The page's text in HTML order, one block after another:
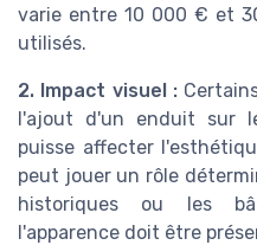
varie entre 10 000 € et
utilisés.
2. Impact visuel :
l'ajout d'un enduit sur
puisse affecter
peut jouer un rôle
historiques ou les
l'apparence doit être